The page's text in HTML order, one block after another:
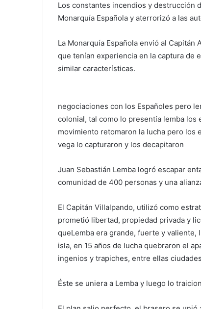
Los constantes incendios y destrucción
Monarquía Española y aterrorizó a las
La Monarquía Española envió al
que tenían experiencia en la captura de
similar características.
negociaciones con los Españoles pero
colonial, tal como lo presentía lemba
movimiento retomaron la lucha pero los
vega lo capturaron y los decapitaron
Juan Sebastián Lemba logró escapar
comunidad de 400 personas y una
El Capitán Villalpando, utilizó como
prometió libertad, propiedad privada y
queLemba era grande, fuerte y
isla, en 15 años de lucha quebraron el
ingenios y trapiches, entre ellas
Éste se uniera a Lemba y luego lo